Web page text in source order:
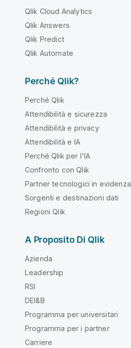
Qlik Cloud Analytics
Qlik Answers
Qlik Predict
Qlik Automate
Perché Qlik?
Perché Qlik
Attendibilità e sicurezza
Attendibilità e privacy
Attendibilità e IA
Perché Qlik per l'IA
Confronto con Qlik
Partner tecnologici in evidenza
Sorgenti e destinazioni dati
Regioni Qlik
A Proposito Di Qlik
Azienda
Leadership
RSI
DEI&B
Programma per universitari
Programma per i partner
Carriere